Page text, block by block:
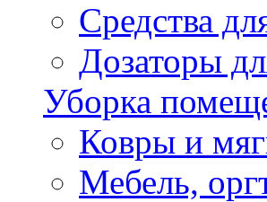
Cредства
Дозаторы
Уборка
Ковры и
Мебель,